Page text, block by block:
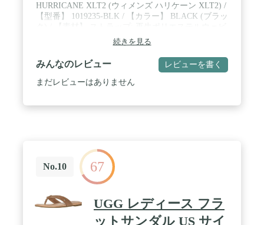
HURRICANE XLT2 (ウィメンズ ハリケーン XLT2) /
【型番】 1019235-BLK / 【カラー】 BLACK (ブラッ
ング / ミッドソール: EVA / シャンク: ナイロン / ア
ウトソール: ゴム底(Durabrasion Rubber)
続きを見る
みんなのレビュー レビューを書く
まだレビューはありません
No.10 67
UGG レディース フラ
ットサンダル US サイ